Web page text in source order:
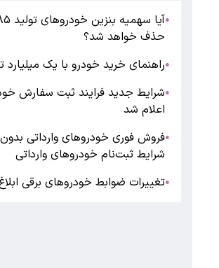
●
حذف خواهد شد؟
●راهنمای خرید خودرو با یک میلیارد
●شرایط جدید فرایند ثبت سفارش
اعلام شد
●فروش فوری خودروهای وارداتی
شرایط ثبت‌نام خودروهای وارداتی
●تغییرات ضوابط خودروهای برقی